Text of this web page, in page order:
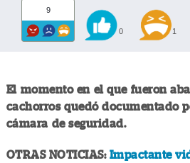
9
0 1
El momento en el que fueron
cachorros quedó documentado
cámara de seguridad.
OTRAS NOTICIAS: Impactante